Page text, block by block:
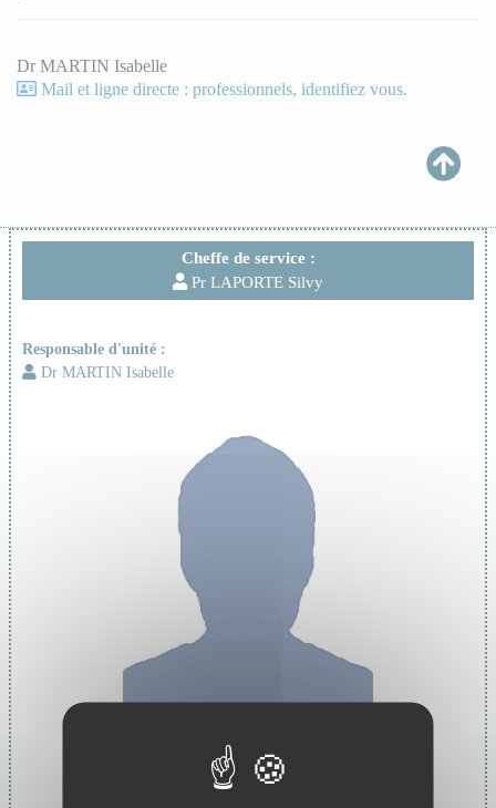
Cheffe de service :
Pr LAPORTE Silvy
Responsable d'unité :
Dr MARTIN Isabelle
Cheffe de service :
Pr LAPORTE Silvy
Dr MARTIN Isabelle
Mail et ligne directe : professionnels, identifiez vous.